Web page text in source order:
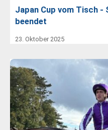
Japan Cup vom Tisch -
beendet
23. Oktober 2025